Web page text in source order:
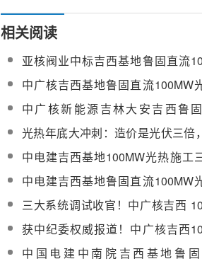
相关阅读
亚核阀业中标吉西基地鲁固直流
光热项目国产熔盐阀门采购
中广核吉西基地鲁固直流100MW
目并网手续办理服务采购
中广核新能源吉林大安吉西鲁
100MW光热项目工程技术咨询服务
光热年底大冲刺：造价是光伏三倍
光热还能“冲”起来？
中电建吉西基地100MW光热施工
项目全场调试及试运行工程采购
中电建吉西基地鲁固直流100MW
目三标段调试及试运行工程采购成
公示
三大系统调试收官！中广核吉西
瓦光热电站冲刺并网
获中纪委权威报道！中广核吉西
光热项目冲刺投产
中国电建中南院吉西基地鲁